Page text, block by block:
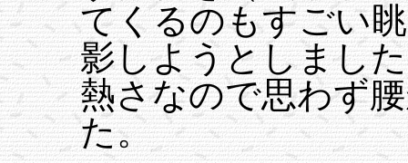
てくるのもすごい
影しようとしまし
熱さなので思わず
た。